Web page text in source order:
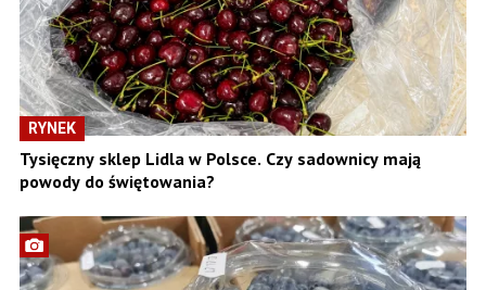
RYNEK
Tysięczny sklep Lidla w Polsce. Czy sadownicy mają
powody do świętowania?